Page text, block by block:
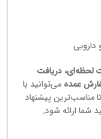
دارویی
لحظه‌ای، دریافت
عمده می‌توانید با
مناسب‌ترین پیشنهاد
شما ارائه شود.